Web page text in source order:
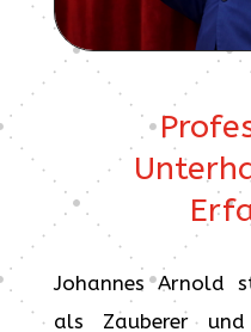
Johannes Arnold
als Zauberer